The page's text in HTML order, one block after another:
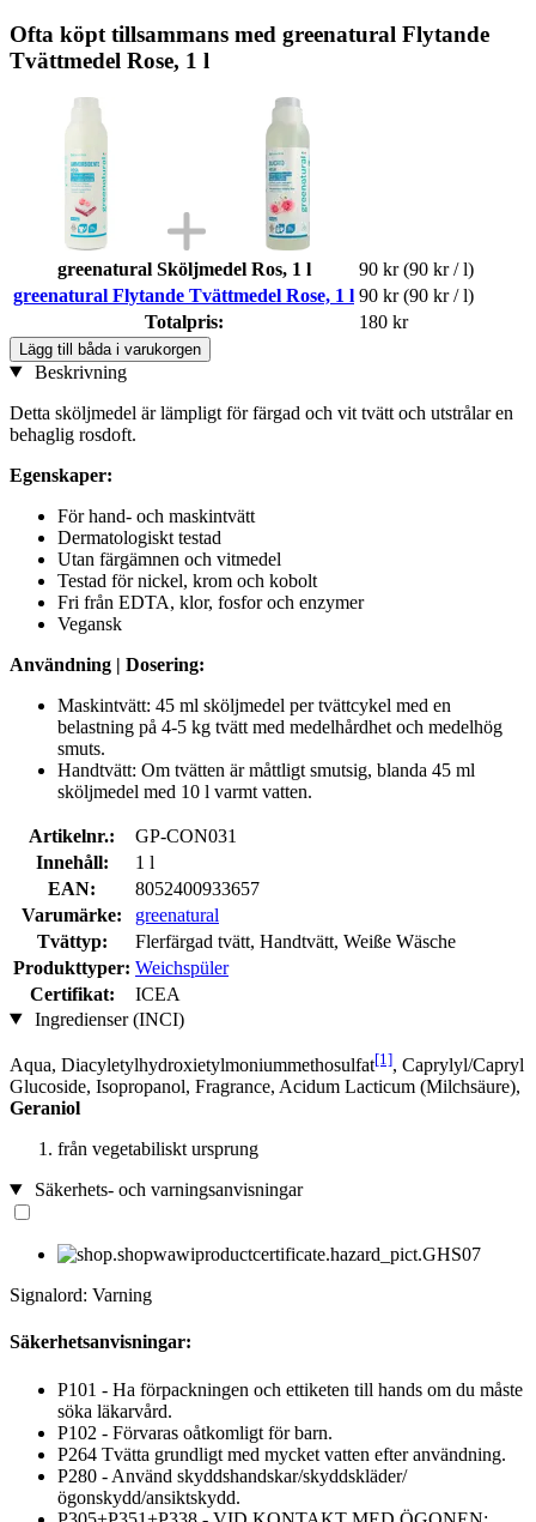
Ofta köpt tillsammans med greenatural Flytande
Tvättmedel Rose, 1 l
greenatural Sköljmedel Ros, 1 l 90 kr (90 kr / l)
greenatural Flytande Tvättmedel Rose, 1 l 90 kr (90 kr / l)
Totalpris:
180 kr
Lägg till båda i varukorgen
Beskrivning
Detta sköljmedel är lämpligt för färgad och vit tvätt och utstrålar en
behaglig rosdoft.
Egenskaper:
För hand- och maskintvätt
Dermatologiskt testad
Utan färgämnen och vitmedel
Testad för nickel, krom och kobolt
Fri från EDTA, klor, fosfor och enzymer
Vegansk
Användning | Dosering:
Maskintvätt: 45 ml sköljmedel per tvättcykel med en
belastning på 4-5 kg ​​tvätt med medelhårdhet och medelhög
smuts.
Handtvätt: Om tvätten är måttligt smutsig, blanda 45 ml
sköljmedel med 10 l varmt vatten.
Artikelnr.:
GP-CON031
Innehåll:
1 l
EAN:
8052400933657
Varumärke:
greenatural
Tvättyp:
Flerfärgad tvätt, Handtvätt, Weiße Wäsche
Produkttyper: Weichspüler
Certifikat:
ICEA
Ingredienser (INCI)
Aqua, Diacyletylhydroxietylmoniummethosulfat[1], Caprylyl/Capryl
Glucoside, Isopropanol, Fragrance, Acidum Lacticum (Milchsäure),
Geraniol
från vegetabiliskt ursprung
Säkerhets- och varningsanvisningar
Signalord: Varning
Säkerhetsanvisningar:
P101 - Ha förpackningen och ettiketen till hands om du måste
söka läkarvård.
P102 - Förvaras oåtkomligt för barn.
P264 Tvätta grundligt med mycket vatten efter användning.
P280 - Använd skyddshandskar/skyddskläder/
ögonskydd/ansiktskydd.